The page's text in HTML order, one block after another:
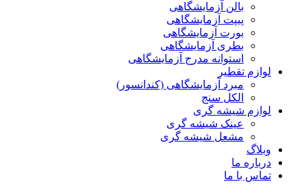
بالن آزمایشگاهی
پیپت آزمایشگاهی
بورت آزمایشگاهی
بطری آزمایشگاهی
استوانه مدرج آزمایشگاهی
لوازم تقطیر
مبرد آزمایشگاهی (کندانسور)
الکل سنج
لوازم شیشه گری
عینک شیشه گری
مشعل شیشه گری
وبلاگ
درباره ما
تماس با ما